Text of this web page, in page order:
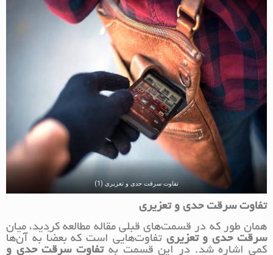
تفاوت سرقت حدی و تعزیری (1)
تفاوت سرقت حدی و تعزیری
همان طور که در قسمت‌های قبلی مقاله مطالعه کردید، میان
سرقت حدی و تعزیری تفاوت‌هایی است که بعضاً به آن‌ها
کمی اشاره شد. در این قسمت بهتفاوت سرقت حدی و